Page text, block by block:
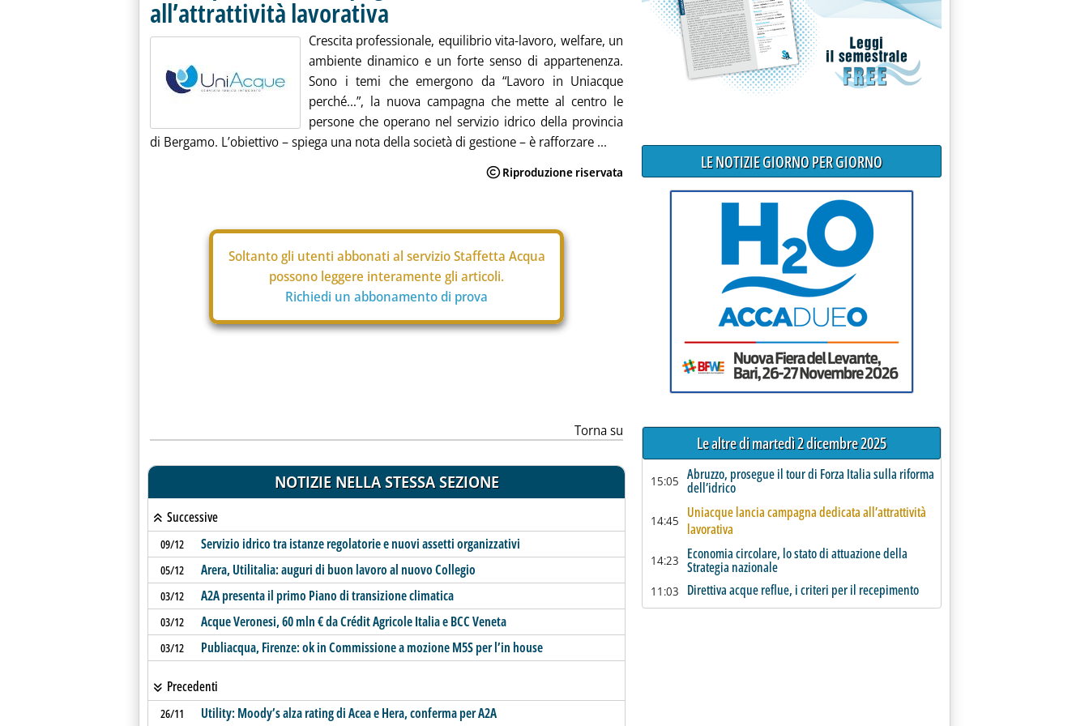
all’attrattività lavorativa
Crescita professionale, equilibrio vita-lavoro, welfare, un
ambiente dinamico e un forte senso di appartenenza.
Sono i temi che emergono da “Lavoro in Uniacque
perché…”, la nuova campagna che mette al centro le
persone che operano nel servizio idrico della provincia
di Bergamo. L’obiettivo – spiega una nota della società di gestione – è rafforzare ...
Soltanto gli utenti abbonati al servizio Staffetta Acqua
possono leggere interamente gli articoli.
Richiedi un abbonamento di prova
Torna su
NOTIZIE NELLA STESSA SEZIONE
Successive
09/12 Servizio idrico tra istanze regolatorie e nuovi assetti organizzativi
05/12 Arera, Utilitalia: auguri di buon lavoro al nuovo Collegio
03/12 A2A presenta il primo Piano di transizione climatica
03/12 Acque Veronesi, 60 mln € da Crédit Agricole Italia e BCC Veneta
03/12 Publiacqua, Firenze: ok in Commissione a mozione M5S per l’in house
Precedenti
26/11 Utility: Moody’s alza rating di Acea e Hera, conferma per A2A
LE NOTIZIE GIORNO PER GIORNO
Le altre di martedì 2 dicembre 2025
15:05 Abruzzo, prosegue il tour di Forza Italia sulla riforma
dell’idrico
14:45
Uniacque lancia campagna dedicata all’attrattività
lavorativa
14:23 Economia circolare, lo stato di attuazione della
Strategia nazionale
11:03 Direttiva acque reflue, i criteri per il recepimento